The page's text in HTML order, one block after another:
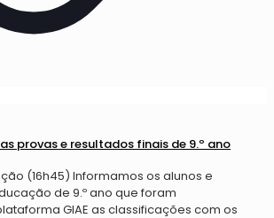
provas e resultados finais de 9.º ano
(16h45) Informamos os alunos e
de 9.º ano que foram
GIAE as classificações com os